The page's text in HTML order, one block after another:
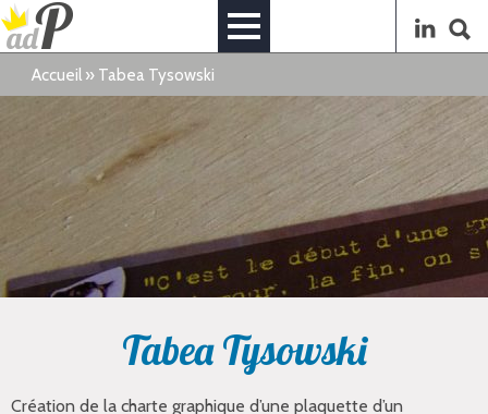
Accueil » Tabea Tysowski
Tabea Tysowski
Création de la charte graphique d’une plaquette d’un